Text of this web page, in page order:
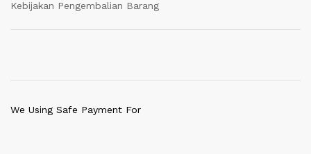
Kebijakan Pengembalian Barang
We Using Safe Payment For